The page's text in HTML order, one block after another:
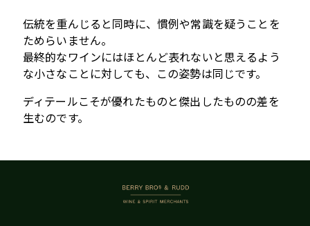
伝統を重んじると同時に、慣例や常識を疑うことを
ためらいません。
最終的なワインにはほとんど表れないと思えるよう
な小さなことに対しても、この姿勢は同じです。
ディテールこそが優れたものと傑出したものの差を
生むのです。
BERRY BROS. & RUDD